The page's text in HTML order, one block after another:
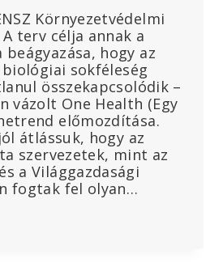
Környezetvédelmi
terv célja annak a
hogy az
biológiai sokféleség
összekapcsolódik –
vázolt One Health (Egy
előmozdítása.
átlássuk, hogy az
szervezetek, mint az
a Világgazdasági
fogtak fel olyan…